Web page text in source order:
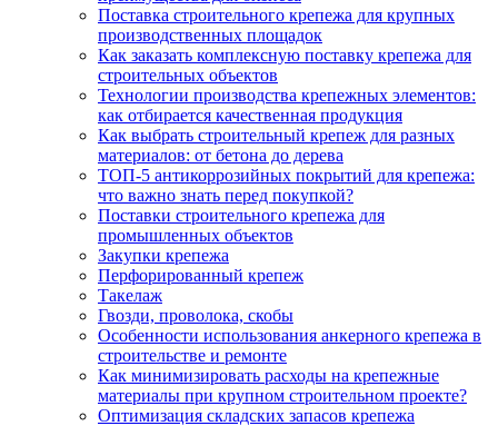
Поставка строительного крепежа для крупных
производственных площадок
Как заказать комплексную поставку крепежа для
строительных объектов
Технологии производства крепежных элементов:
как отбирается качественная продукция
Как выбрать строительный крепеж для разных
материалов: от бетона до дерева
ТОП-5 антикоррозийных покрытий для крепежа:
что важно знать перед покупкой?
Поставки строительного крепежа для
промышленных объектов
Закупки крепежа
Перфорированный крепеж
Такелаж
Гвозди, проволока, скобы
Особенности использования анкерного крепежа в
строительстве и ремонте
Как минимизировать расходы на крепежные
материалы при крупном строительном проекте?
Оптимизация складских запасов крепежа